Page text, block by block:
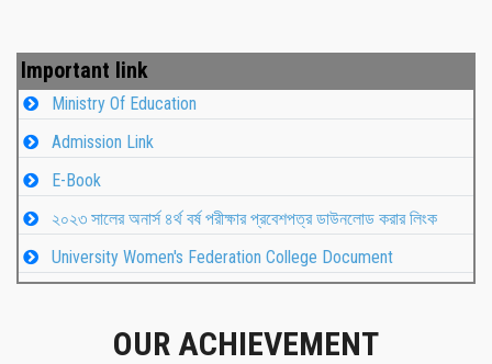
Important link
Ministry Of Education
Admission Link
E-Book
২০২৩ সালের অনার্স ৪র্থ বর্ষ পরীক্ষার প্রবেশপত্র ডাউনলোড করার লিংক
University Women's Federation College Document
OUR ACHIEVEMENT